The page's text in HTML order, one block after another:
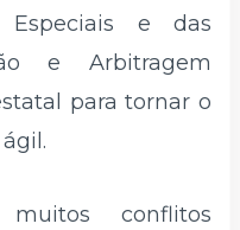
Especiais e das
e Arbitragem
para tornar o
muitos conflitos